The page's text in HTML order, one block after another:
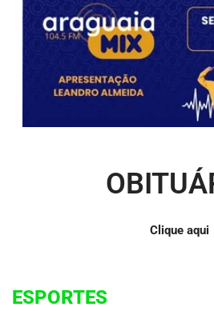
Clique aqui
ESPORTES